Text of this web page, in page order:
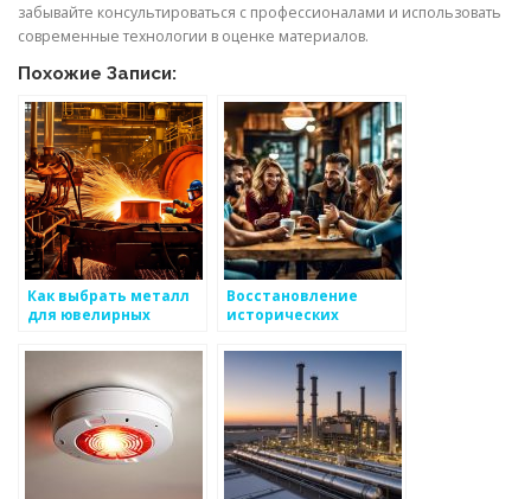
забывайте консультироваться с профессионалами и использовать
современные технологии в оценке материалов.
Похожие Записи:
Как выбрать металл
для ювелирных
Восстановление
исторических
изделий